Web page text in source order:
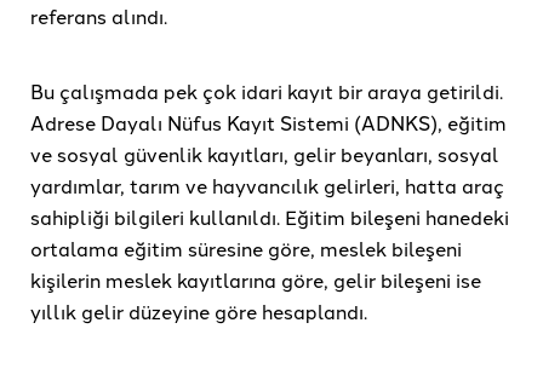
referans alındı.
Bu çalışmada pek çok idari kayıt bir araya getirildi.
Adrese Dayalı Nüfus Kayıt Sistemi (ADNKS), eğitim
ve sosyal güvenlik kayıtları, gelir beyanları, sosyal
yardımlar, tarım ve hayvancılık gelirleri, hatta araç
sahipliği bilgileri kullanıldı. Eğitim bileşeni hanedeki
ortalama eğitim süresine göre, meslek bileşeni
kişilerin meslek kayıtlarına göre, gelir bileşeni ise
yıllık gelir düzeyine göre hesaplandı.